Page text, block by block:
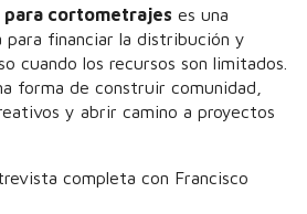
para cortometrajes es una
para financiar la distribución y
cuando los recursos son limitados.
forma de construir comunidad,
y abrir camino a proyectos
completa con Francisco